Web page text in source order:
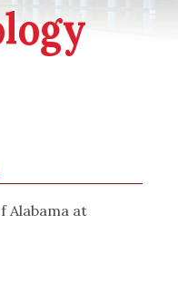
Alabama at